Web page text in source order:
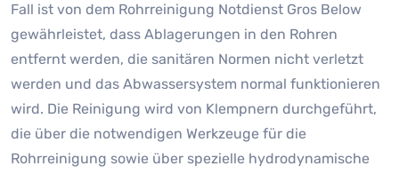
Fall ist von dem Rohrreinigung Notdienst Gros Below
gewährleistet, dass Ablagerungen in den Rohren
entfernt werden, die sanitären Normen nicht verletzt
werden und das Abwassersystem normal funktionieren
wird. Die Reinigung wird von Klempnern durchgeführt,
die über die notwendigen Werkzeuge für die
Rohrreinigung sowie über spezielle hydrodynamische